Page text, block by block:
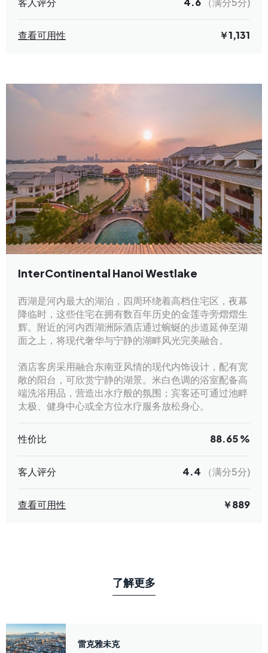
查看可用性 ￥1,131
InterContinental Hanoi Westlake
西湖是河内最大的湖泊，四周环绕着高档住宅区，夜幕
降临时，这些住宅在拥有数百年历史的金莲寺旁熠熠生
辉。附近的河内西湖洲际酒店通过蜿蜒的步道延伸至湖
面之上，将现代奢华与宁静的湖畔风光完美融合。
酒店客房采用融合东南亚风情的现代内饰设计，配有宽
敞的阳台，可欣赏宁静的湖景。米白色调的浴室配备高
端洗浴用品，营造出水疗般的氛围；宾客还可通过池畔
太极、健身中心或全方位水疗服务放松身心。
性价比 88.65 %
客人评分 4.4 （满分5分)
查看可用性 ￥889
了解更多
雷克雅未克